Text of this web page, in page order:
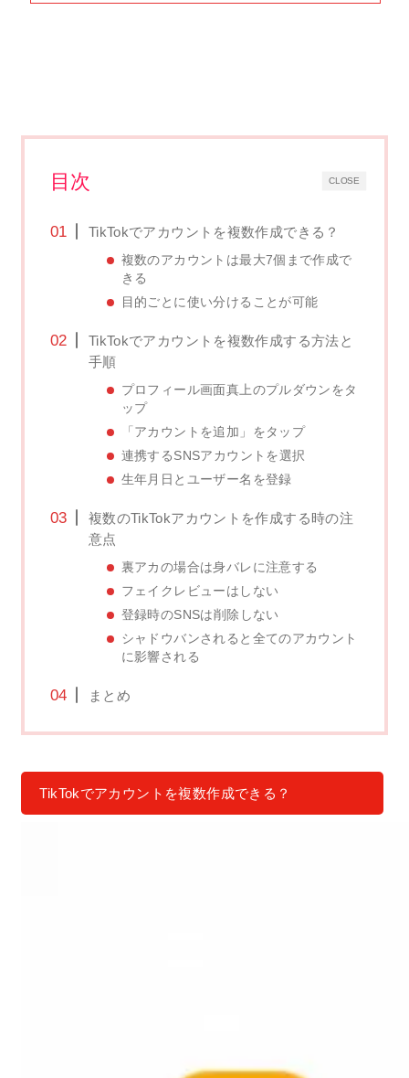
CLOSE
目次
TikTokでアカウントを複数作成できる？
複数のアカウントは最大7個まで作成で
きる
目的ごとに使い分けることが可能
TikTokでアカウントを複数作成する方法と
手順
プロフィール画面真上のプルダウンをタ
ップ
「アカウントを追加」をタップ
連携するSNSアカウントを選択
生年月日とユーザー名を登録
複数のTikTokアカウントを作成する時の注
意点
裏アカの場合は身バレに注意する
フェイクレビューはしない
登録時のSNSは削除しない
シャドウバンされると全てのアカウント
に影響される
まとめ
TikTokでアカウントを複数作成できる？